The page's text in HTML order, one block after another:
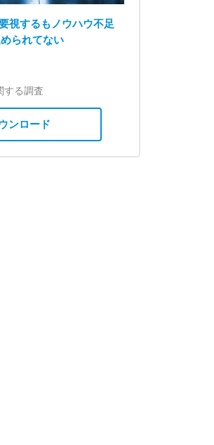
視するもノウハウ不足
られてない
する調査
ンロード